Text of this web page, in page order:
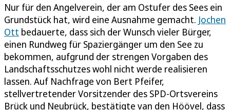
Nur für den Angelverein, der am Ostufer des Sees ein
Grundstück hat, wird eine Ausnahme gemacht. Jochen
Ott bedauerte, dass sich der Wunsch vieler Bürger,
einen Rundweg für Spaziergänger um den See zu
bekommen, aufgrund der strengen Vorgaben des
Landschaftsschutzes wohl nicht werde realisieren
lassen. Auf Nachfrage von Bert Pfeifer,
stellvertretender Vorsitzender des SPD-Ortsvereins
Brück und Neubrück, bestätigte van den Höövel, dass